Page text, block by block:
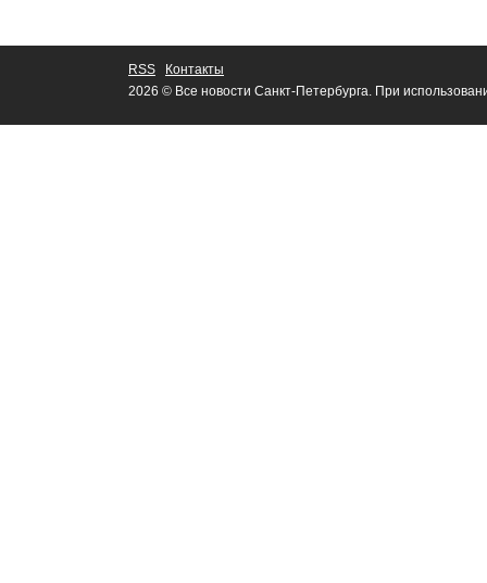
RSS
Контакты
2026 © Все новости Санкт-Петербурга. При